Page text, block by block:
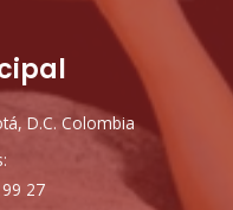
D.C. Colombia
27